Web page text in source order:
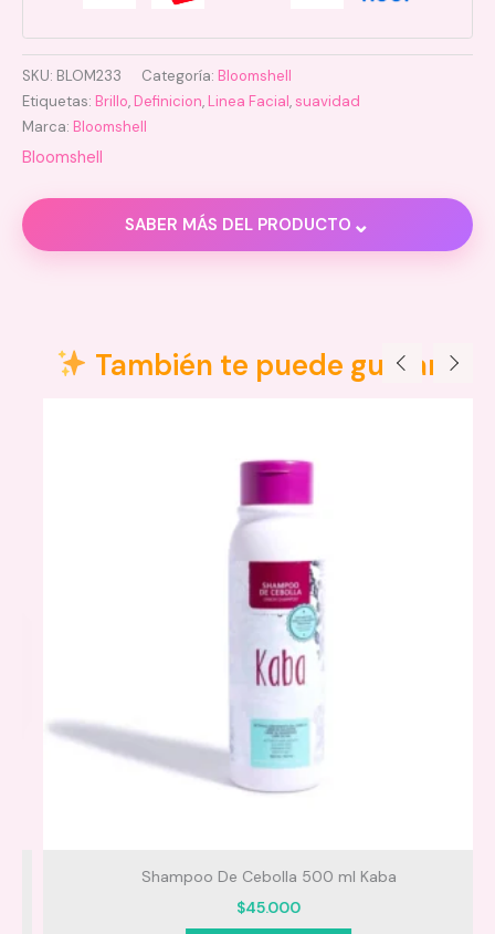
SKU: BLOM233 Categoría: Bloomshell
Etiquetas: Brillo, Definicion, Linea Facial,suavidad
Marca: Bloomshell
Bloomshell
SABER MÁS DEL PRODUCTO ⌄
Presentación
También te puede gustar
Shampoo De Cebolla 500 ml Kaba
45.000